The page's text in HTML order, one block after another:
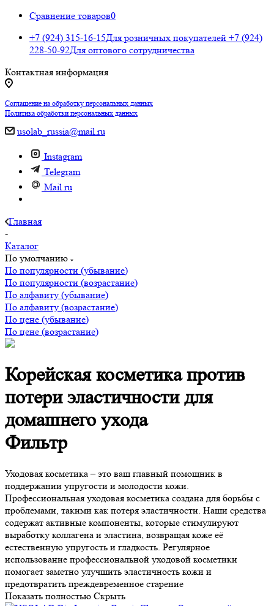
Сравнение товаров0
+7 (924) 315-16-15Для розничных покупателей +7 (924)
228-50-92Для оптового сотрудничества
Контактная информация
Соглашение на обработку персональных данных
Политика обработки персональных данных
usolab_russia@mail.ru
Instagram
Telegram
Mail.ru
Главная
-
Каталог
По умолчанию
По популярности (убывание)
По популярности (возрастание)
По алфавиту (убывание)
По алфавиту (возрастание)
По цене (убывание)
По цене (возрастание)
Корейская косметика против
потери эластичности для
домашнего ухода
Фильтр
Уходовая косметика – это ваш главный помощник в
поддержании упругости и молодости кожи.
Профессиональная уходовая косметика создана для борьбы с
проблемами, такими как потеря эластичности. Наши средства
содержат активные компоненты, которые стимулируют
выработку коллагена и эластина, возвращая коже её
естественную упругость и гладкость. Регулярное
использование профессиональной уходовой косметики
помогает заметно улучшить эластичность кожи и
предотвратить преждевременное старение
Показать полностью Скрыть